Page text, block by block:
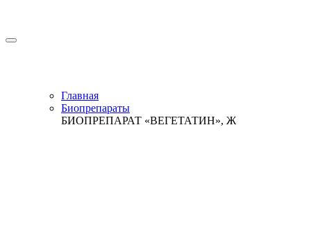
Главная
Биопрепараты
БИОПРЕПАРАТ «ВЕГЕТАТИН», Ж